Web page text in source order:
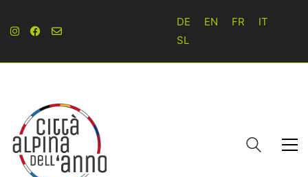
DE EN FR
IT
SL